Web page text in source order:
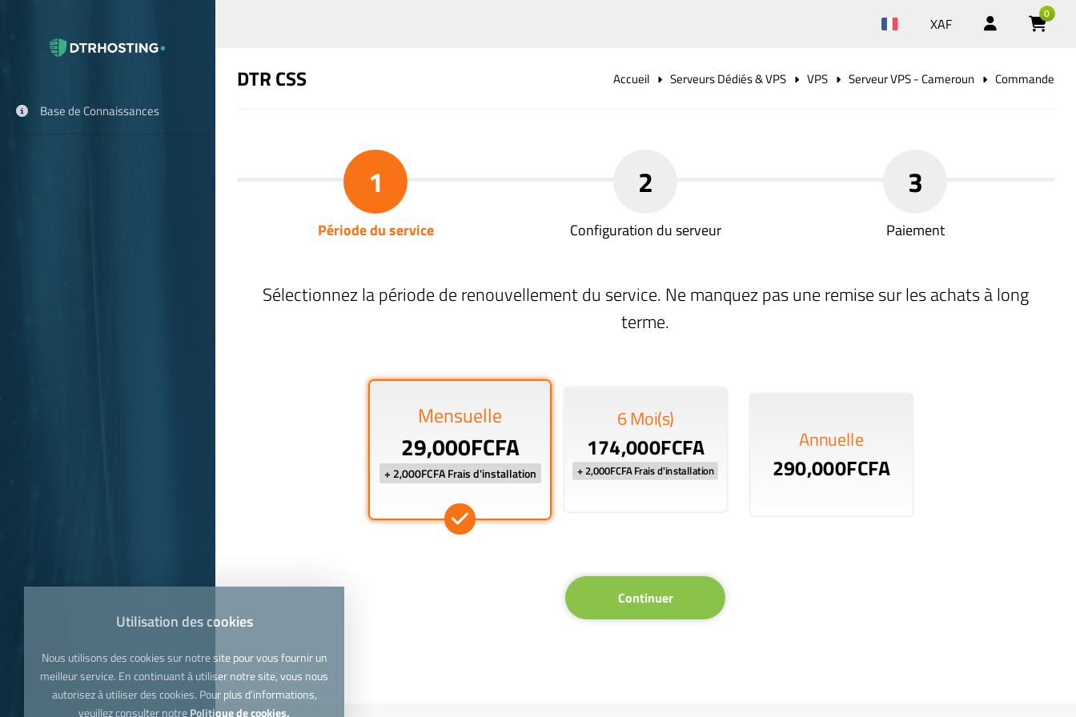
XAF
0
DTR CSS Accueil Serveurs Dédiés & VPS VPS Serveur VPS - Cameroun Commande
1
Période du service
2
Configuration du serveur
3
Paiement
Sélectionnez la période de renouvellement du service. Ne manquez pas une remise sur les achats à long
terme.
Mensuelle
29,000FCFA
+ 2,000FCFA Frais d'installation
6 Moi(s)
174,000FCFA
+ 2,000FCFA Frais d'installation
Annuelle
290,000FCFA
Continuer
Base de Connaissances
Utilisation des cookies
Nous utilisons des cookies sur notre site pour vous fournir un
meilleur service. En continuant à utiliser notre site, vous nous
autorisez à utiliser des cookies. Pour plus d'informations,
veuillez consulter notrePolitique de cookies.